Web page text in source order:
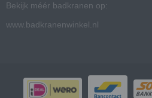
Bekijk méér badkranen op:
www.badkranenwinkel.nl